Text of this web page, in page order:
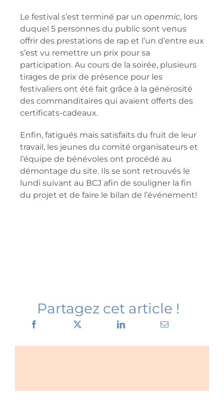
Le festival s’est terminé par un openmic, lors
duquel 5 personnes du public sont venus
offrir des prestations de rap et l’un d’entre eux
s’est vu remettre un prix pour sa
participation. Au cours de la soirée, plusieurs
tirages de prix de présence pour les
festivaliers ont été fait grâce à la générosité
des commanditaires qui avaient offerts des
certificats-cadeaux.
Enfin, fatigués mais satisfaits du fruit de leur
travail, les jeunes du comité organisateurs et
l’équipe de bénévoles ont procédé au
démontage du site. Ils se sont retrouvés le
lundi suivant au BCJ afin de souligner la fin
du projet et de faire le bilan de l’événement!
Partagez cet article !